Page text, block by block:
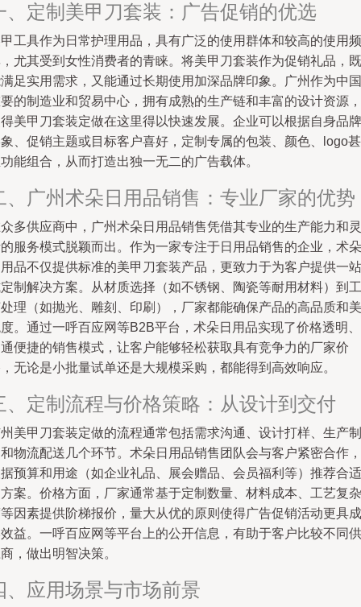
、定制美甲刀套装：广告促销的优选
工具作为日常护理用品，具有广泛的使用群体和较高的使用频
尤其受到女性消费者的青睐。将美甲刀套装作为促销礼品，既
足实用需求，又能通过长期使用加深品牌印象。广州作为中国
的制造业和贸易中心，拥有成熟的生产链和丰富的设计资源，
美甲刀套装定做在这里得以快速发展。企业可以根据自身品牌
、促销主题或目标客户喜好，定制专属的包装、颜色、logo甚
能组合，从而打造出独一无二的广告载体。
、广州术朵日用品销售：专业厂家的优势
多供应商中，广州术朵日用品销售凭借其专业的生产能力和灵
服务模式脱颖而出。作为一家专注于日用品销售的企业，术朵
品不仅提供标准的美甲刀套装产品，更致力于为客户提供一站
制解决方案。从材质选择（如不锈钢、陶瓷等耐用材料）到工
理（如抛光、雕刻、印刷），厂家都能确保产品的高品质和美
。通过一呼百应网等B2B平台，术朵日用品实现了价格透明、
便捷的销售模式，让客户能够轻松获取具有竞争力的厂家价
无论是小批量试单还是大规模采购，都能得到高效响应。
、定制流程与价格策略：从设计到交付
美甲刀套装定做的流程通常包括需求沟通、设计打样、生产制
物流配送几个环节。术朵日用品销售团队会与客户紧密合作，
预算和用途（如企业礼品、展会赠品、会员福利等）推荐合适
案。价格方面，厂家通常基于定制数量、材料成本、工艺复杂
因素提供阶梯报价，量大从优的原则使得广告促销活动更具成
益。一呼百应网等平台上的公开信息，有助于客户比较不同供
，做出明智决策。
、应用场景与市场前景